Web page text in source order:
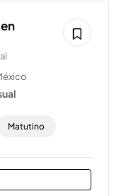
Matutino